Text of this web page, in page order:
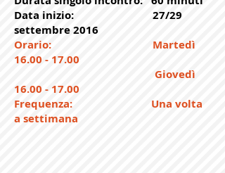
Data inizio: 27/29
settembre 2016
Orario: Martedì
16.00 - 17.00
Giovedì
16.00 - 17.00
Frequenza: Una volta
a settimana